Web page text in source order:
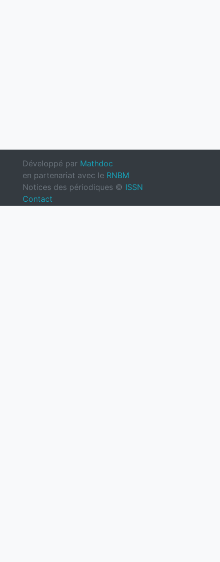
Développé par Mathdoc
en partenariat avec le RNBM
Notices des périodiques © ISSN
Contact